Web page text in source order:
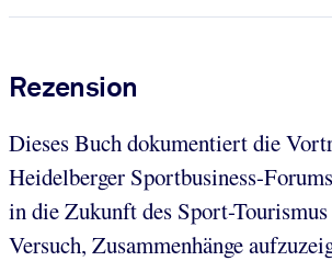
Rezension
Dieses Buch dokumentiert die
Heidelberger Sportbusiness-
in die Zukunft des Sport-
Versuch, Zusammenhänge